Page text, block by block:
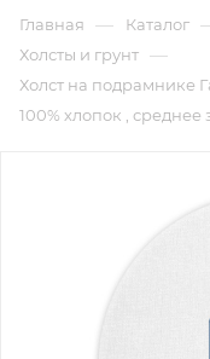
Главная — Каталог
Холсты и грунт —
Холст на подрамнике
100% хлопок , среднее